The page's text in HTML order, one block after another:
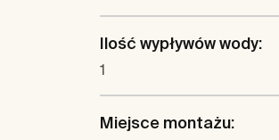
Ilość wypływów wody:
1
Miejsce montażu: